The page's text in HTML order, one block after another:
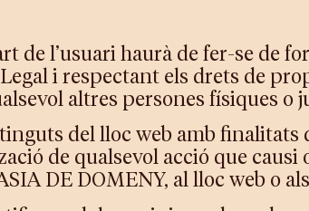
de l’usuari haurà de fer-se de
i respectant els drets de
altres persones físiques o
del lloc web amb
de qualsevol acció que
DE DOMENY, al lloc web o